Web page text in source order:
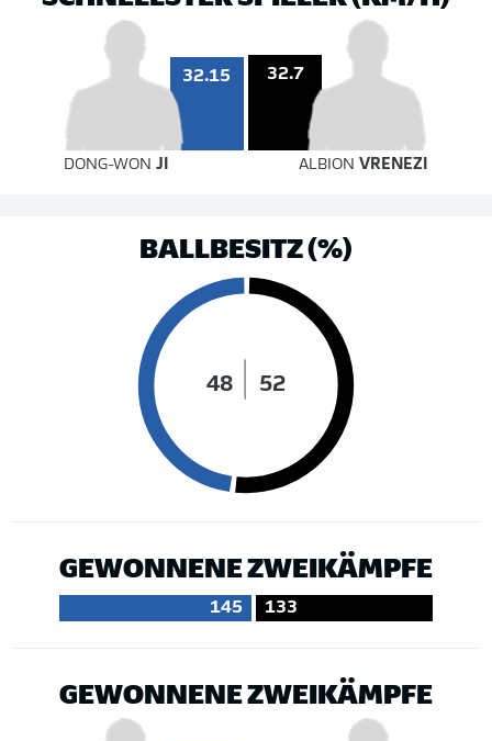
32.15 32.7
DONG-WON JI ALBION VRENEZI
BALLBESITZ (%)
48 52
GEWONNENE ZWEIKÄMPFE
145 133
GEWONNENE ZWEIKÄMPFE